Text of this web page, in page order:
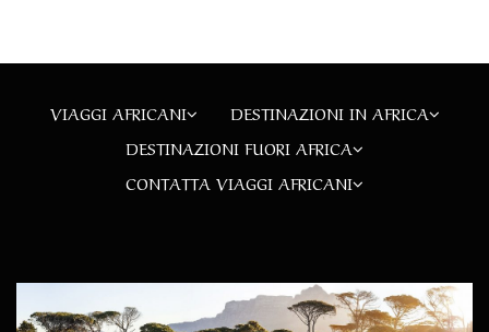
VIAGGI AFRICANI
DESTINAZIONI IN AFRICA
DESTINAZIONI FUORI AFRICA
CONTATTA VIAGGI AFRICANI